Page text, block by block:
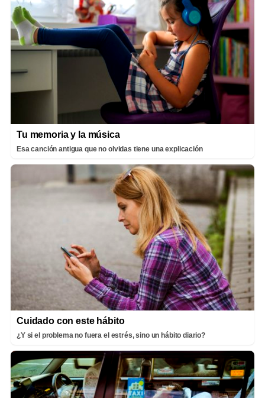
Tu memoria y la música
Esa canción antigua que no olvidas tiene una explicación
Cuidado con este hábito
¿Y si el problema no fuera el estrés, sino un hábito diario?